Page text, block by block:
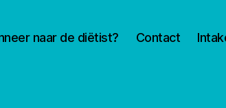
naar de diëtist? Contact